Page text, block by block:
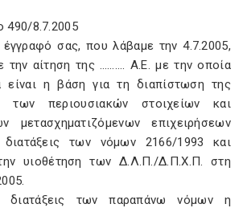
490/8.7.2005
σας, που λάβαμε την 4.7.2005,
την αίτηση της ………. A.E. με την οποία
είναι η βάση για τη διαπίστωση της
των περιουσιακών στοιχείων και
μετασχηματιζόμενων επιχειρήσεων
των νόμων 2166/1993 και
υιοθέτηση των Δ.Λ.Π./Δ.Π.X.Π. στη
των παραπάνω νόμων η